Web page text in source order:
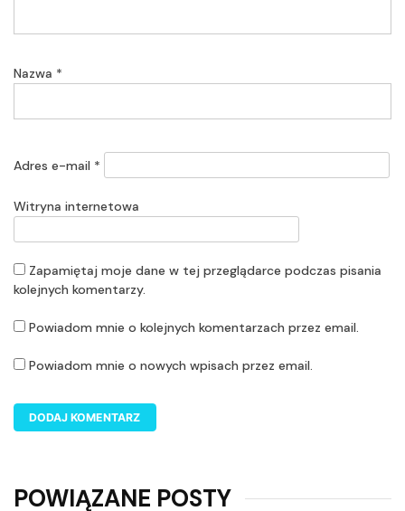
Nazwa *
Adres e-mail *
Witryna internetowa
Zapamiętaj moje dane w tej przeglądarce podczas pisania
kolejnych komentarzy.
Powiadom mnie o kolejnych komentarzach przez email.
Powiadom mnie o nowych wpisach przez email.
POWIĄZANE POSTY